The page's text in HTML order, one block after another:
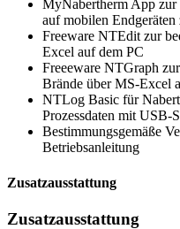
MyNabertherm App zur
auf mobilen
Freeware NTEdit zur
Excel auf dem PC
Freeeware NTGraph
Brände über MS-Excel
NTLog Basic für
Prozessdaten mit USB-
Bestimmungsgemäße
Betriebsanleitung
Zusatzausstattung
Zusatzausstattung